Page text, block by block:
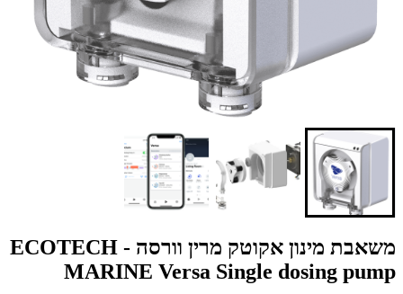
משאבת מינון אקוטק מרין וורסה - ECOTECH
MARINE Versa Single dosing pump